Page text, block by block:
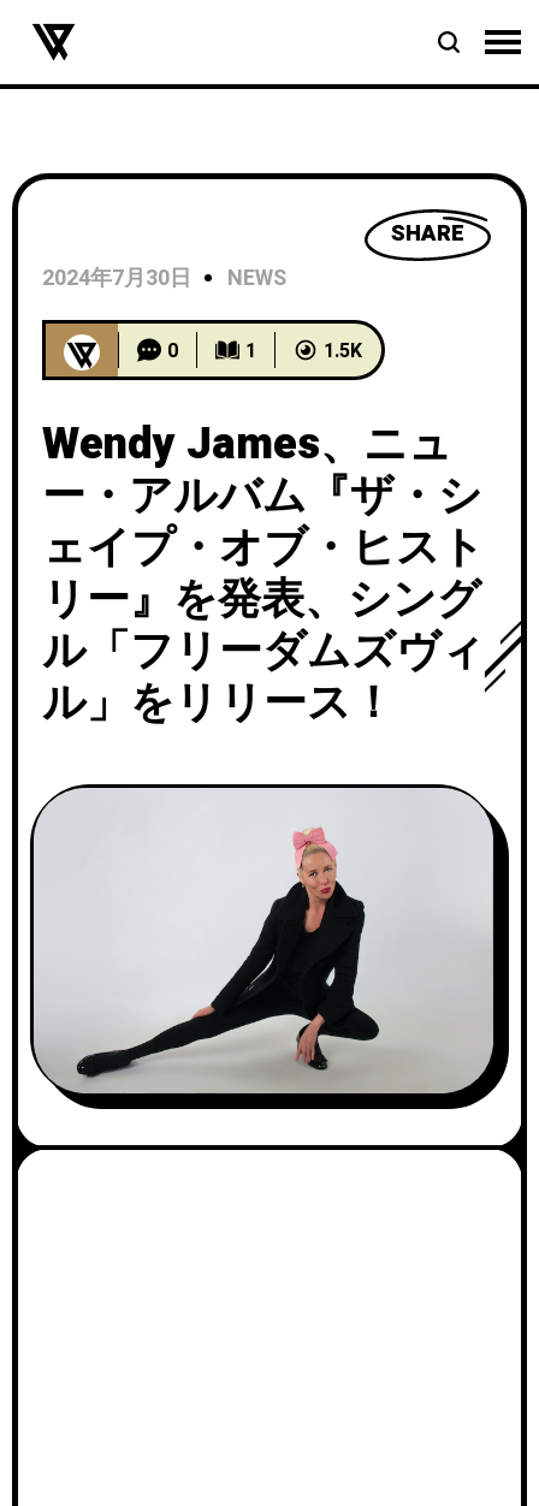
SHARE
2024年7月30日
NEWS
0 1 1.5K
Wendy James、ニュ
ー・アルバム『ザ・シ
ェイプ・オブ・ヒスト
リー』を発表、シング
ル「フリーダムズヴィ
ル」をリリース！